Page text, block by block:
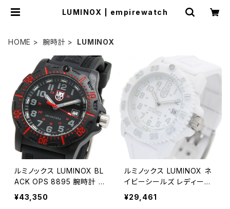
LUMINOX | empirewatch
HOME 腕時計 LUMINOX
ルミノックス LUMINOX BL
ACK OPS 8895 腕時計 メ
ンズ ブラック クオーツ アナ
¥43,350
ルミノックス LUMINOX ネ
イビーシールズ レディース
腕時計 7057 7057-white
out クオーツ ホワイトアウ
¥29,461